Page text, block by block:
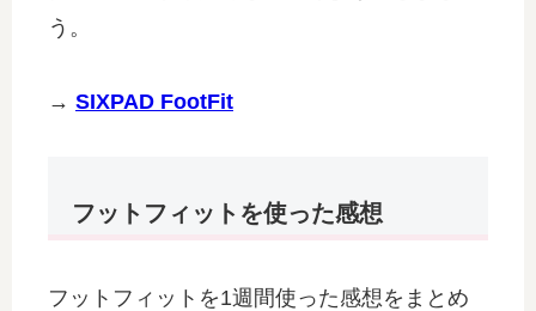
う。
→ SIXPAD FootFit
フットフィットを使った感想
フットフィットを1週間使った感想をまとめ